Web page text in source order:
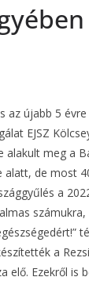
az újabb 5
EJSZ
meg a
de most
a
a
elő. Ezekről is